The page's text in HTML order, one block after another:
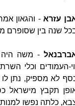
עזרא- והגאון
שנה בין שסופרם
- משה היה
העמודים וכלי
לא מספיק, נתן לו
תקבץ מישראל
כלתה נפשו